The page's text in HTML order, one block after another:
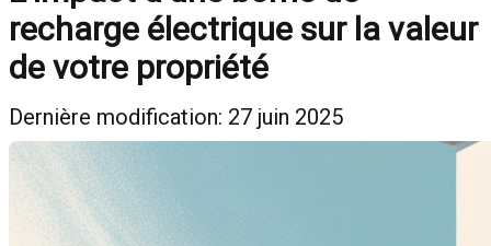
recharge électrique sur la valeur
de votre propriété
Dernière modification: 27 juin 2025